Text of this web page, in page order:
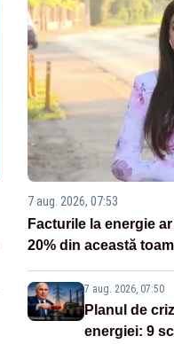
7 aug. 2026, 07:53
Facturile la energie
20% din această
7 aug. 2026, 07:50
Planul de
energiei: 9